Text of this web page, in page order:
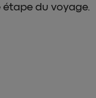
du voyage.